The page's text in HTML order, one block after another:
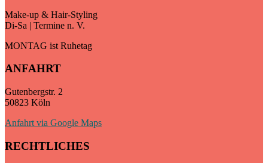
Make-up & Hair-Styling
Di-Sa | Termine n. V.
MONTAG ist Ruhetag
ANFAHRT
Gutenbergstr. 2
50823 Köln
Anfahrt via Google Maps
RECHTLICHES